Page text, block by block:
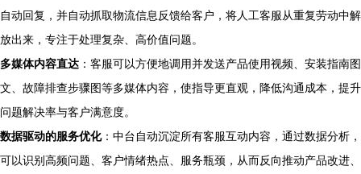
自动回复，并自动抓取物流信息反馈给客户，将人工客服从重复劳动中解
放出来，专注于处理复杂、高价值问题。
多媒体内容直达 ：客服可以方便地调用并发送产品使用视频、安装指南图
文、故障排查步骤图等多媒体内容，使指导更直观，降低沟通成本，提升
问题解决率与客户满意度。
数据驱动的服务优化：中台自动沉淀所有客服互动内容，通过数据分析，
可以识别高频问题、客户情绪热点、服务瓶颈，从而反向推动产品改进、